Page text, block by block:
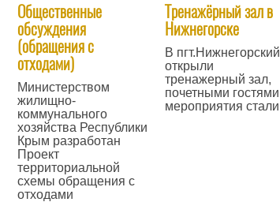
Общественные
обсуждения
(обращения с
отходами)
Министерством
жилищно-
коммунального
хозяйства Республики
Крым разработан
Проект
территориальной
схемы обращения с
отходами
Тренажёрный зал в
Нижнегорске
В пгт.Нижнегорский
открыли
тренажерный зал,
почетными гостями
мероприятия стали